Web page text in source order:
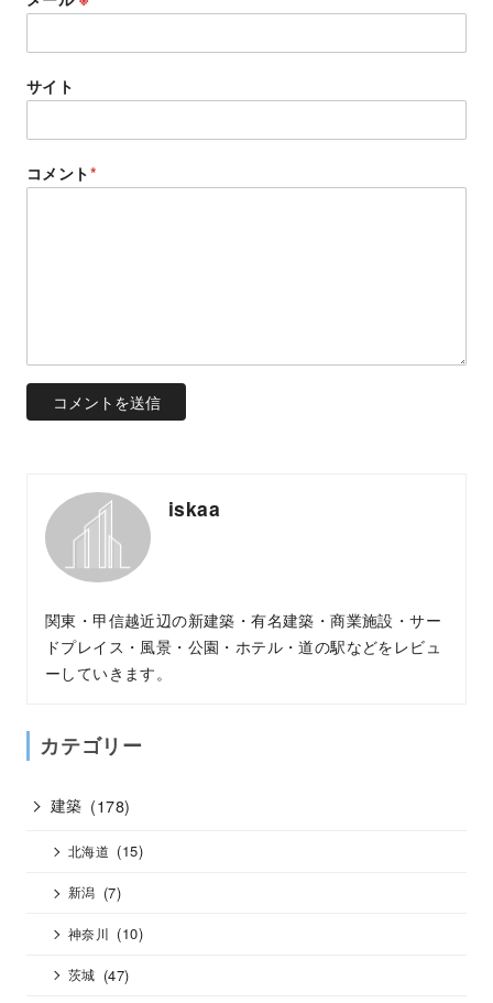
サイト
コメント*
iskaa
関東・甲信越近辺の新建築・有名建築・商業施設・サー
ドプレイス・風景・公園・ホテル・道の駅などをレビュ
ーしていきます。
カテゴリー
建築 (178)
北海道 (15)
新潟 (7)
神奈川 (10)
茨城 (47)